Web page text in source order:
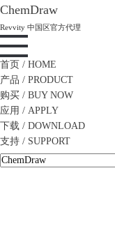
ChemDraw
Revvity 中国区官方代理
首页 / HOME
产品 / PRODUCT
购买 / BUY NOW
应用 / APPLY
下载 / DOWNLOAD
支持 / SUPPORT